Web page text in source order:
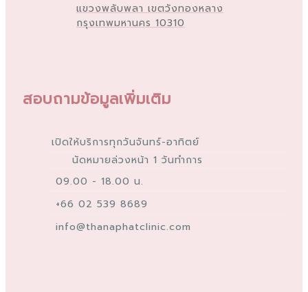
แขวงพลับพลา เขตวังทองหลาง
กรุงเทพมหานคร 10310
สอบถามข้อมูลเพิ่มเติม
เปิดให้บริการทุกวันจันทร์-อาทิตย์
นัดหมายล่วงหน้า 1 วันทำการ
09.00 - 18.00 น.
+66 02 539 8689
info@thanaphatclinic.com